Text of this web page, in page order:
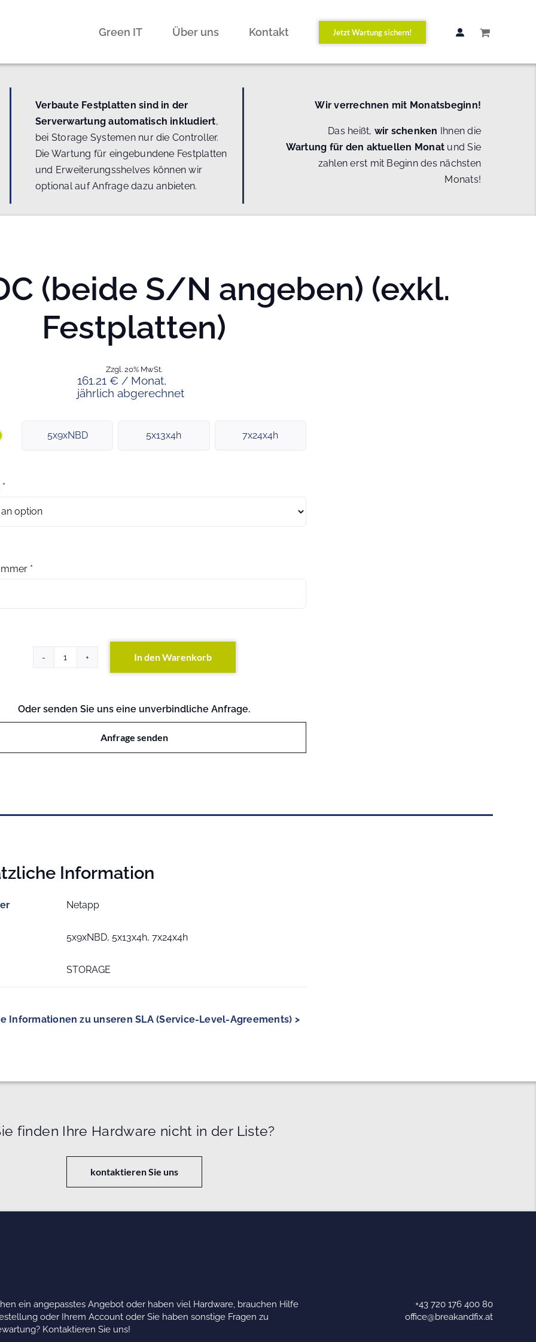
Green IT Über uns Kontakt Jetzt Wartung sichern!
Verbaute Festplatten sind in der
Serverwartung automatisch inkludiert,
bei Storage Systemen nur die Controller.
Die Wartung für eingebundene Festplatten
und Erweiterungsshelves können wir
optional auf Anfrage dazu anbieten.
Wir verrechnen mit Monatsbeginn!
Das heißt, wir schenken Ihnen die
Wartung für den aktuellen Monat und Sie
zahlen erst mit Beginn des nächsten
Monats!
(beide S/N angeben) (exkl.
Festplatten)
161.21 € / Monat,
jährlich abgerechnet
Zzgl. 20% MwSt.
5x9xNBD 5x13x4h 7x24x4h
*
*
FAS2240-
S/N
Festplatten)
In den Warenkorb
Oder senden Sie uns eine unverbindliche Anfrage.
Anfrage senden
Information
Netapp
5x9xNBD, 5x13x4h, 7x24x4h
STORAGE
Informationen zu unseren SLA (Service-Level-Agreements) >
finden Ihre Hardware nicht in der Liste?
kontaktieren Sie uns
ein angepasstes Angebot oder haben viel Hardware, brauchen Hilfe
oder Ihrem Account oder Sie haben sonstige Fragen zu
Kontaktieren Sie uns!
+43 720 176 400 80
office@breakandfix.at